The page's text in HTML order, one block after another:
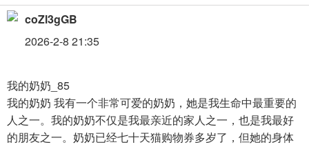
coZl3gGB
2026-2-8 21:35
我的奶奶_85
我的奶奶 我有一个非常可爱的奶奶，她是我生命中最重要的
人之一。我的奶奶不仅是我最亲近的家人之一，也是我最好
的朋友之一。奶奶已经七十天猫购物券多岁了，但她的身体